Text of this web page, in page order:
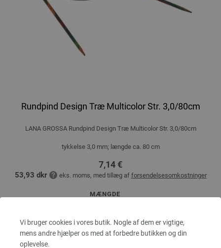
Vi bruger cookies i vores butik. Nogle af dem er vigtige,
mens andre hjælper os med at forbedre butikken og din
oplevelse.
Rundpind Design Træ Multicolor Str. 3,0/80cm
LANA GROSSA Rundpind Design Træ Multicolor Str. 3,0/80cm
tykkelse 3,0 mm; længde ca. 80 cm
7,14 €
53,93 dkr eks. moms, med tillæg af forsendelsesomkostninger
MÆNGDE
I INDKØBSKURVEN